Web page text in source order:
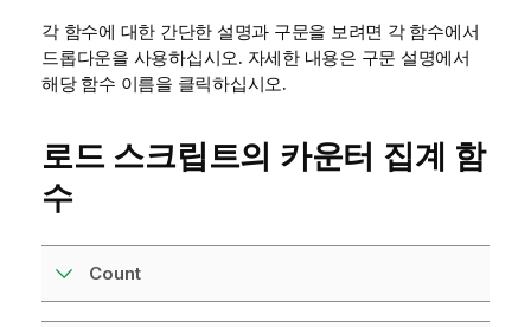
각 함수에 대한 간단한 설명과 구문을 보려면 각 함수에서
드롭다운을 사용하십시오. 자세한 내용은 구문 설명에서
해당 함수 이름을 클릭하십시오.
로드 스크립트의 카운터 집계 함
수
Count